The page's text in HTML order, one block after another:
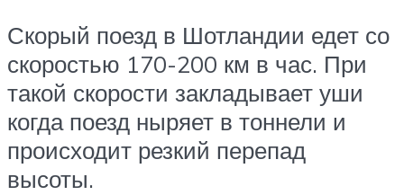
Скорый поезд в Шотландии едет со
скоростью 170-200 км в час. При
такой скорости закладывает уши
когда поезд ныряет в тоннели и
происходит резкий перепад
высоты.